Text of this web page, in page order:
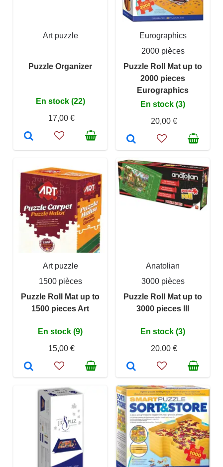
Art puzzle
Puzzle Organizer
En stock (22)
17,00 €
Eurographics
2000 pièces
Puzzle Roll Mat up to
2000 pieces
Eurographics
En stock (3)
20,00 €
Art puzzle
1500 pièces
Puzzle Roll Mat up to
1500 pieces Art
En stock (9)
15,00 €
Anatolian
3000 pièces
Puzzle Roll Mat up to
3000 pieces III
En stock (3)
20,00 €